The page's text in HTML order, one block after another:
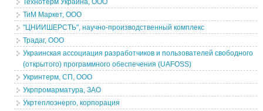
Технотерм Украина, ООО
ТиМ Маркет, ООО
"ЦНИИШЕРСТЬ", научно-производственный комплекс
Традаг, ООО
Украинская ассоциация разработчиков и пользователей свободного
(открытого) программного обеспечения (UAFOSS)
Укринтерм, СП, ООО
Укрпромарматура, ЗАО
Укртеплоэнерго, корпорация